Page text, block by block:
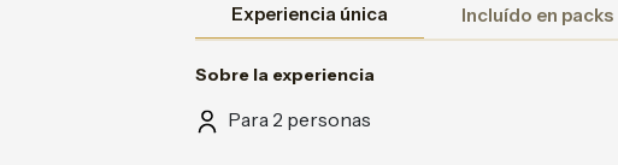
Experiencia única Incluído en packs
Sobre la experiencia
Para 2 personas